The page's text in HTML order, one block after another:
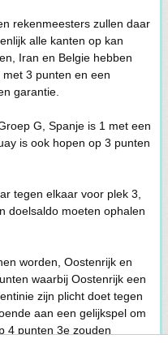
rekenmeesters zullen daar
alle kanten op kan
Iran en Belgie hebben
3 punten en een
garantie.
G, Spanje is 1 met een
is ook hopen op 3 punten
tegen elkaar voor plek 3,
doelsaldo moeten ophalen
worden, Oostenrijk en
waarbij Oostenrijk een
zijn plicht doet tegen
aan een gelijkspel om
4 punten 3e zouden